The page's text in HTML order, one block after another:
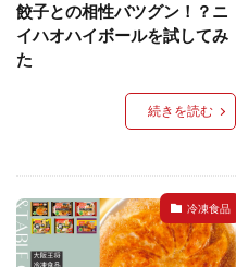
餃子との相性バツグン！？ニ
イハオハイボールを試してみ
た
続きを読む
冷凍食品